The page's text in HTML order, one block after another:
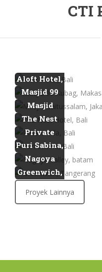
CTI
Aloft Hotel,
Bali
Masjid 99
Kubag,
Makasar
Masjid
Baitussalam,
Jakarta
The Nest
Hotel, Bali
Private
Villa, Bali
Puri Sabina,
Bali
Nagoya
Valley,
batam
Greenwich,
Tangerang
Proyek Lainnya